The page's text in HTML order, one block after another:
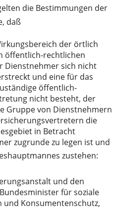
die Bestimmungen der
daß
der örtlich
öffentlich-rechtlichen
Dienstnehmer sich nicht
und eine für das
öffentlich-
nicht besteht, der
Gruppe von Dienstnehmern
die
in Betracht
zugrunde zu legen ist und
zustehen:
und den
für soziale
und Konsumentenschutz,